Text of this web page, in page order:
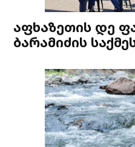
აფხაზეთის დე
ბარამიძის